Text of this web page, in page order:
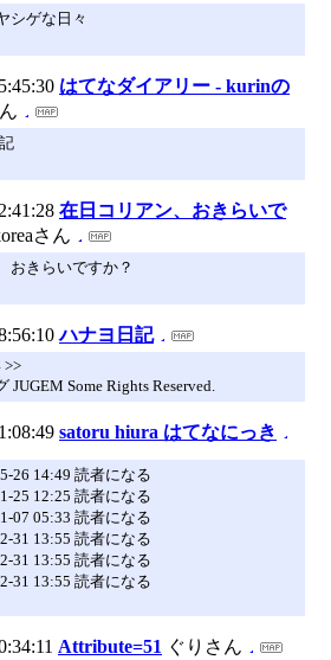
シゲな日々
はてなダイアリー - kurinの
在日コリアン、おきらいで
さん
おきらいですか？
ハナヨ日記
>>
JUGEM Some Rights Reserved.
satoru hiura はてなにっき
26 14:49 読者になる
25 12:25 読者になる
07 05:33 読者になる
31 13:55 読者になる
31 13:55 読者になる
31 13:55 読者になる
Attribute=51 ぐりさん